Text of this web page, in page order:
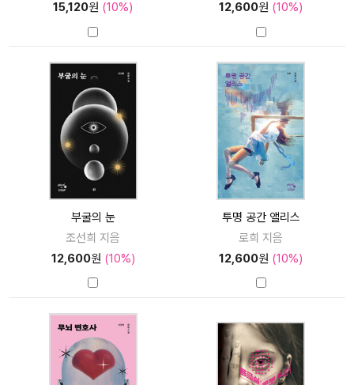
15,120원 (10%)
12,600원 (10%)
부굴의 눈
조선희 지음
12,600원 (10%)
투명 공간 앨리스
로희 지음
12,600원 (10%)